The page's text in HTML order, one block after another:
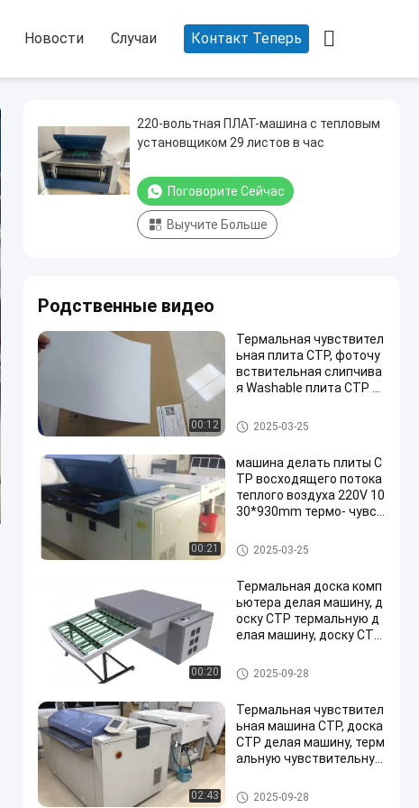
Новости Случаи Контакт Теперь 
220-вольтная ПЛАТ-машина с тепловым
установщиком 29 листов в час
Поговорите Сейчас
Выучите Больше
Родственные видео
00:12
Термальная чувствител
ьная плита CTP, фоточу
вствительная слипчива
я Washable плита CTP с
Плита CTP двойного слоя
2025-03-25
00:21
машина делать плиты C
TP восходящего потока
теплого воздуха 220V 10
30*930mm термо- чувст
термическая машина CTP
2025-03-25
00:20
Термальная доска комп
ьютера делая машину, д
оску CTP термальную д
елая машину, доску CTP
термическая машина CTP
2025-09-28
02:43
Термальная чувствител
ьная машина CTP, доска
CTP делая машину, терм
альную чувствительную
я машину
термическая машина CTP
2025-09-28